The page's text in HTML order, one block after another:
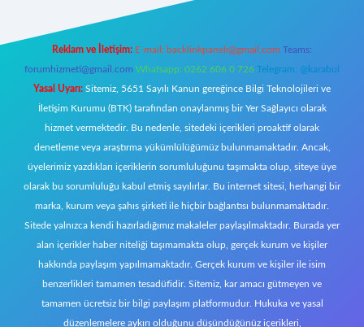
Reklam ve İletişim: E-mail: backlinkpaneli@gmail.com Teams:
forumhizmeti@gmail.com Whatsapp: 0262 606 0 726 Telegram: @karabul
Yasal Uyarı: Sitemiz, 5651 Sayılı Kanun gereğince Bilgi Teknolojileri ve
İletişim Kurumu (BTK) tarafından onaylanmış bir Yer Sağlayıcı olarak
hizmet vermektedir. Bu nedenle, sitedeki içerikleri proaktif olarak
denetleme veya araştırma yükümlülüğümüz bulunmamaktadır. Ancak,
üyelerimiz yazdıkları içeriklerin sorumluluğunu taşımakta olup, siteye üye
olarak bu sorumluluğu kabul etmiş sayılırlar. Bu internet sitesi, herhangi bir
marka, kurum veya şahıs şirketi ile hiçbir bağlantısı bulunmamaktadır.
Sitede yalnızca kendi hazırladığımız makaleler paylaşılmaktadır. Burada yer
alan içerikler haber niteliği taşımamakta olup, gerçek kurum ve kişiler
hakkında paylaşım yapılmamaktadır. Gerçek kurum ve kişiler ile isim
benzerlikleri tamamen tesadüfidir. Sitemiz, kar amacı gütmeyen ve
tamamen ücretsiz bir bilgi paylaşım platformudur. Hukuka ve yasal
düzenlemelere aykırı olduğunu düşündüğünüz içerikleri,